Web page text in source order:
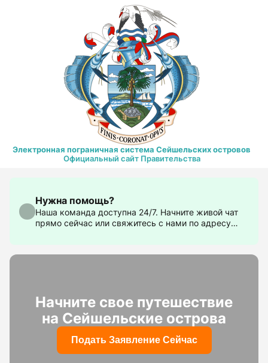
Электронная пограничная система Сейшельских островов
Официальный сайт Правительства
Нужна помощь?
Наша команда доступна 24/7. Начните живой чат
прямо сейчас или свяжитесь с нами по адресу
Начните свое путешествие
на Сейшельские острова
Подать Заявление Сейчас